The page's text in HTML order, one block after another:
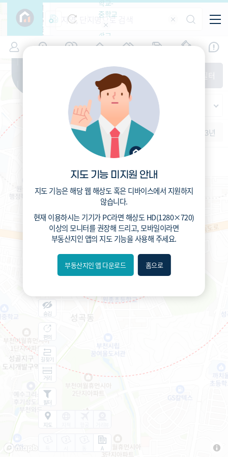
원종초등학교 (공립)
총거리
424 m
운전
1.9
7.8 분
필
항
목
(7)
학교-
중학교
학교-
고등학
면적-
평형
세대
수-100
이상
경기
범례
입주년차
입주예정
25~35년
35년이상
면적
숨김
편의
길찾기
거리
필터
지도
A
시세 입주 거래 전출입
인구
주거 경매
매매 전세 단지필터
가격
가격
범례색상기준
1개월 3개월 6개월 1년 3년
지도 기능 미지원 안내
지도 기능은 해당 웹 해상도 혹은 디바이스에서 지원하지
않습니다.
현재 이용하시는 기기가PC라면 해상도 HD(1280×720)
이상의 모니터를 권장해 드리고, 모바일이라면
부동산지인 앱의 지도 기능을 사용해 주세요.
부동산지인 앱 다운로드 홈으로